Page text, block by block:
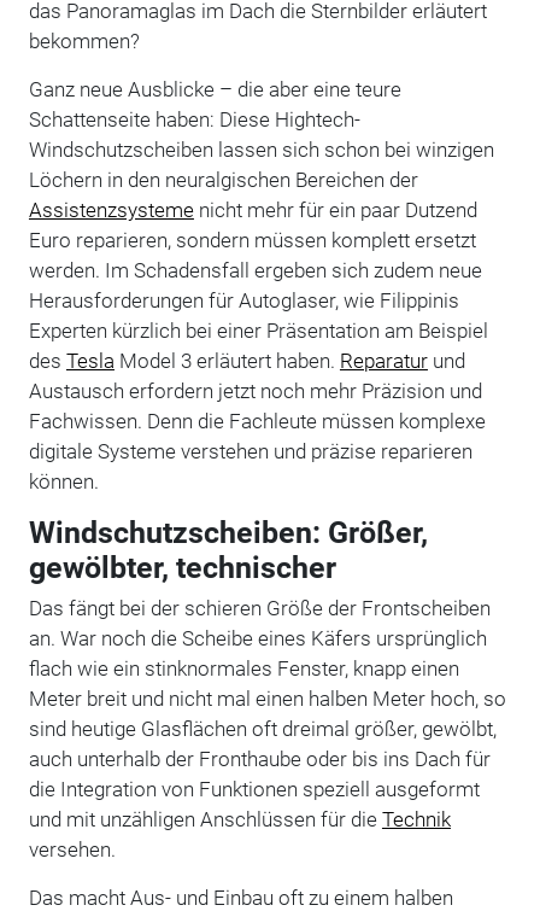
das Panoramaglas im Dach die Sternbilder erläutert
bekommen?
Ganz neue Ausblicke – die aber eine teure
Schattenseite haben: Diese Hightech-
Windschutzscheiben lassen sich schon bei winzigen
Löchern in den neuralgischen Bereichen der
Assistenzsystemenicht mehr für ein paar Dutzend
Euro reparieren, sondern müssen komplett ersetzt
werden. Im Schadensfall ergeben sich zudem neue
Herausforderungen für Autoglaser, wie Filippinis
Experten kürzlich bei einer Präsentation am Beispiel
des Tesla Model 3 erläutert haben. Reparaturund
Austausch erfordern jetzt noch mehr Präzision und
Fachwissen. Denn die Fachleute müssen komplexe
digitale Systeme verstehen und präzise reparieren
können.
Windschutzscheiben: Größer,
gewölbter, technischer
Das fängt bei der schieren Größe der Frontscheiben
an. War noch die Scheibe eines Käfers ursprünglich
flach wie ein stinknormales Fenster, knapp einen
Meter breit und nicht mal einen halben Meter hoch, so
sind heutige Glasflächen oft dreimal größer, gewölbt,
auch unterhalb der Fronthaube oder bis ins Dach für
die Integration von Funktionen speziell ausgeformt
und mit unzähligen Anschlüssen für die Technik
versehen.
Das macht Aus- und Einbau oft zu einem halben